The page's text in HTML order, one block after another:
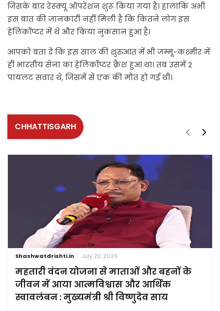
जिसके बाद रेस्क्यू ऑपरेशन शुरू किया गया है। हालांकि अभी
इस बात की जानकारी नहीं मिली है कि कितने लोग इस
हेलिकॉप्टर में थे और किया नुकसान हुआ है।
आपको बता दें कि इस साल की शुरुआत में भी जम्मू-कश्मीर में
ही भारतीय सेना का हेलिकॉप्टर क्रैश हुआ था। तब उसमें 2
पायलट सवार थे, जिसमें से एक की मौत हो गई थी।
CHHATTISGARH
Shashwatdrishti.in July 22, 2026
महतारी वंदन योजना से माताओं और बहनों के
जीवन में आया आत्मविश्वास और आर्थिक
स्वावलंबन : मुख्यमंत्री श्री विष्णुदेव साय